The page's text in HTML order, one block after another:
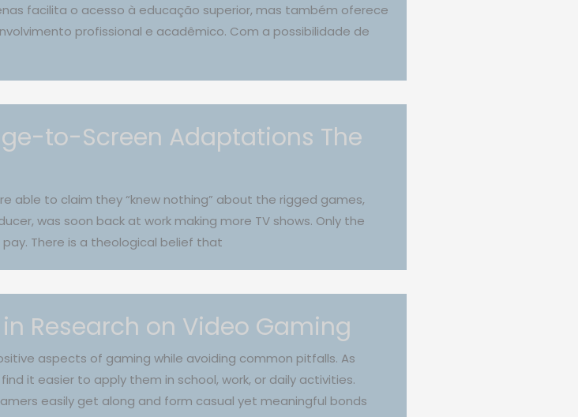
facilita o acesso à educação superior, mas também oferece
profissional e acadêmico. Com a possibilidade de
to-Screen Adaptations The
able to claim they “knew nothing” about the rigged games,
was soon back at work making more TV shows. Only the
There is a theological belief that
Research on Video Gaming
aspects of gaming while avoiding common pitfalls. As
it easier to apply them in school, work, or daily activities.
easily get along and form casual yet meaningful bonds